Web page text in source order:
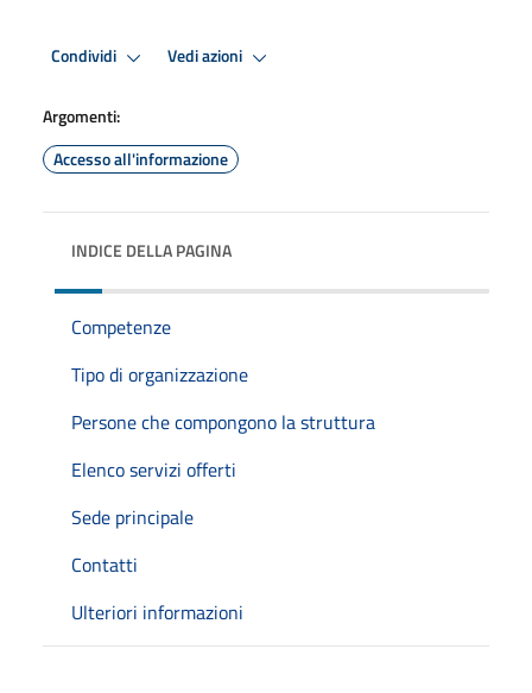
Condividi Vedi azioni
Argomenti:
Accesso all'informazione
INDICE DELLA PAGINA
Competenze
Tipo di organizzazione
Persone che compongono la struttura
Elenco servizi offerti
Sede principale
Contatti
Ulteriori informazioni